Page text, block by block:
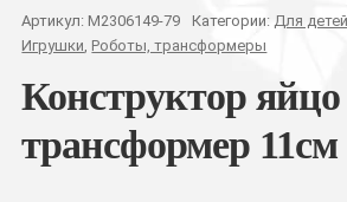
Артикул: M2306149-79 Категории: Для
Игрушки, Роботы, трансформеры
Конструктор яйцо
трансформер 11см